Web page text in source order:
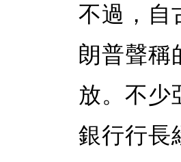
不過，自
朗普聲稱
放。不少
銀行行長